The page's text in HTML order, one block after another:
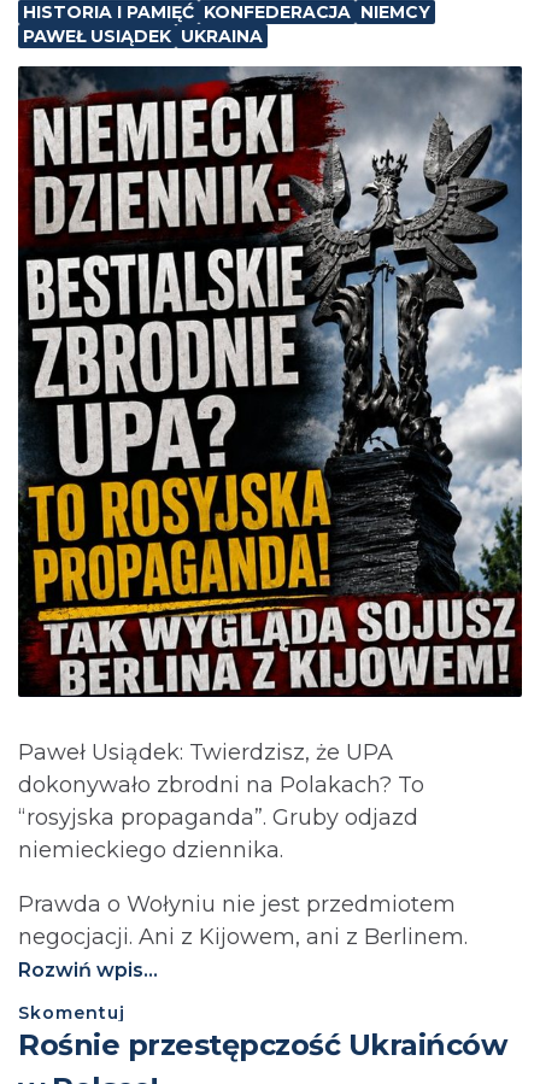
HISTORIA I PAMIĘĆ KONFEDERACJA NIEMCY
PAWEŁ USIĄDEK UKRAINA
Paweł Usiądek: Twierdzisz, że UPA
dokonywało zbrodni na Polakach? To
“rosyjska propaganda”. Gruby odjazd
niemieckiego dziennika.
Prawda o Wołyniu nie jest przedmiotem
negocjacji. Ani z Kijowem, ani z Berlinem.⁩
Rozwiń wpis...
Skomentuj
Rośnie przestępczość Ukraińców